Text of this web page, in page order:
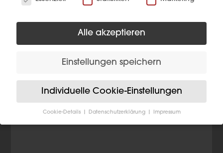
Alle akzeptieren
Einstellungen speichern
Individuelle Cookie-Einstellungen
Cookie-Details Datenschutzerklärung Impressum
Datenschutzeinstellungen